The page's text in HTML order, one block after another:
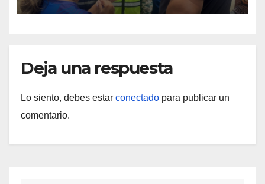
Deja una respuesta
Lo siento, debes estar conectado para publicar un
comentario.